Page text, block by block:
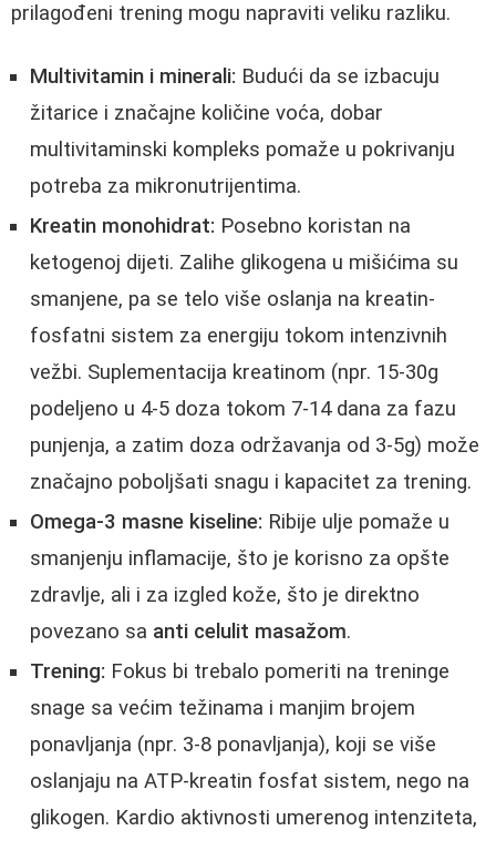
prilagođeni trening mogu napraviti veliku razliku.
Multivitamin i minerali: Budući da se izbacuju
žitarice i značajne količine voća, dobar
multivitaminski kompleks pomaže u pokrivanju
potreba za mikronutrijentima.
Kreatin monohidrat: Posebno koristan na
ketogenoj dijeti. Zalihe glikogena u mišićima su
smanjene, pa se telo više oslanja na kreatin-
fosfatni sistem za energiju tokom intenzivnih
vežbi. Suplementacija kreatinom (npr. 15-30g
podeljeno u 4-5 doza tokom 7-14 dana za fazu
punjenja, a zatim doza održavanja od 3-5g) može
značajno poboljšati snagu i kapacitet za trening.
Omega-3 masne kiseline: Ribije ulje pomaže u
smanjenju inflamacije, što je korisno za opšte
zdravlje, ali i za izgled kože, što je direktno
povezano sa anti celulit masažom.
Trening: Fokus bi trebalo pomeriti na treninge
snage sa većim težinama i manjim brojem
ponavljanja (npr. 3-8 ponavljanja), koji se više
oslanjaju na ATP-kreatin fosfat sistem, nego na
glikogen. Kardio aktivnosti umerenog intenziteta,